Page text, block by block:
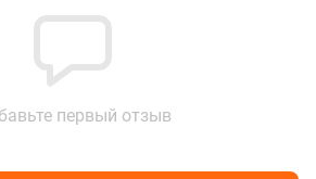
первый отзыв